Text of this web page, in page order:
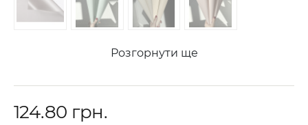
Розгорнути ще
124.80 грн.